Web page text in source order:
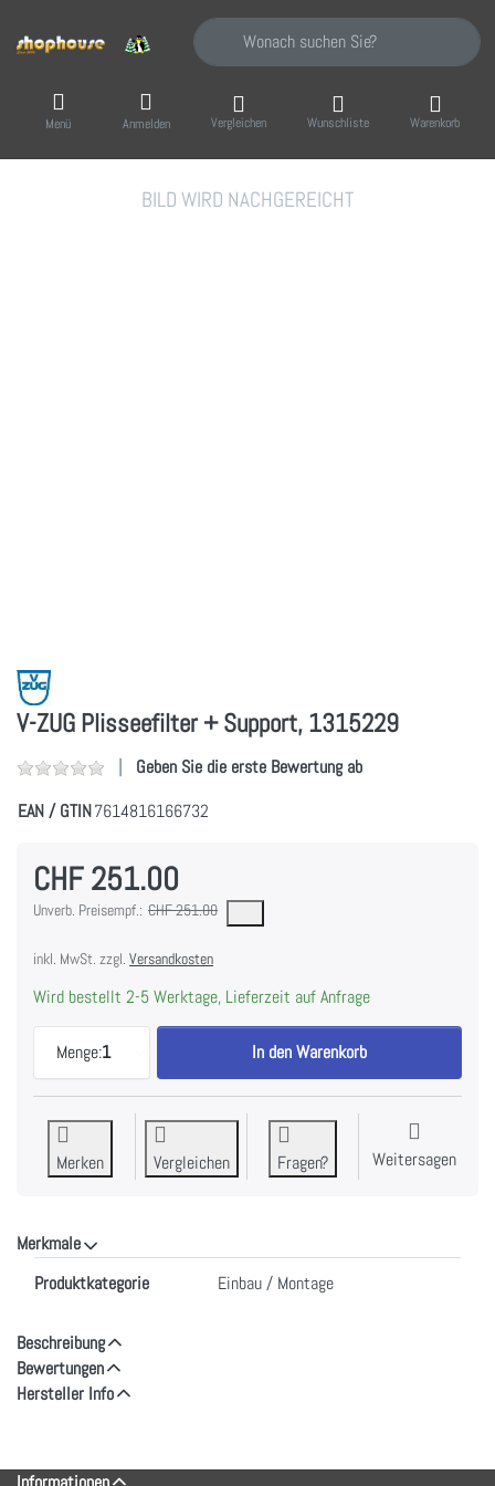
Geben Sie einen Suchbegriff ein. Während
Menü Anmelden Vergleichen Wunschliste Warenkorb
V-ZUG Plisseefilter + Support, 1315229
Geben Sie die erste Bewertung ab
EAN / GTIN7614816166732
CHF 251.00
Unverb. Preisempf.: CHF 251.00
Die UVP ist der vorgeschlagene oder empfohlene Verkaufspreis eines Produkts,
inkl. MwSt. zzgl. Versandkosten
Wird bestellt 2-5 Werktage, Lieferzeit auf Anfrage
Menge:1
V-ZUG Plisseefilter + Support, 1315229 zu CHF
In den Warenkorb
Merken Vergleichen Fragen? Weitersagen
Merkmale
Produktkategorie Einbau / Montage
Beschreibung
Bewertungen
Hersteller Info